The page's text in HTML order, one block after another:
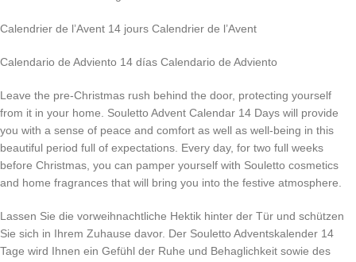
Calendrier de l’Avent 14 jours Calendrier de l’Avent
Calendario de Adviento 14 días Calendario de Adviento
Leave the pre-Christmas rush behind the door, protecting yourself
from it in your home. Souletto Advent Calendar 14 Days will provide
you with a sense of peace and comfort as well as well-being in this
beautiful period full of expectations. Every day, for two full weeks
before Christmas, you can pamper yourself with Souletto cosmetics
and home fragrances that will bring you into the festive atmosphere.
Lassen Sie die vorweihnachtliche Hektik hinter der Tür und schützen
Sie sich in Ihrem Zuhause davor. Der Souletto Adventskalender 14
Tage wird Ihnen ein Gefühl der Ruhe und Behaglichkeit sowie des